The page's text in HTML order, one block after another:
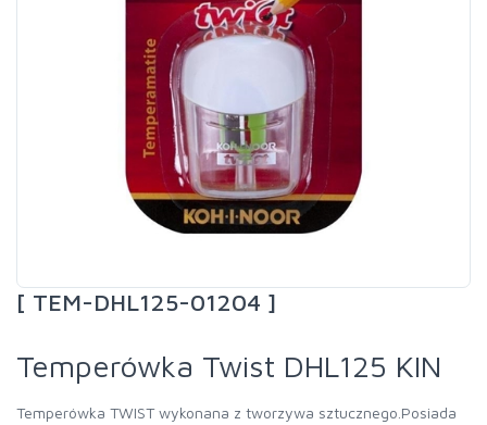
[ TEM-DHL125-01204 ]
Temperówka Twist DHL125 KIN
Temperówka TWIST wykonana z tworzywa sztucznego.Posiada